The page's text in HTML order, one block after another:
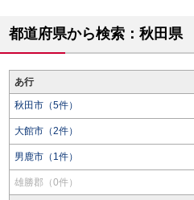
都道府県から検索：秋田県
あ行
秋田市（5件）
大館市（2件）
男鹿市（1件）
雄勝郡（0件）